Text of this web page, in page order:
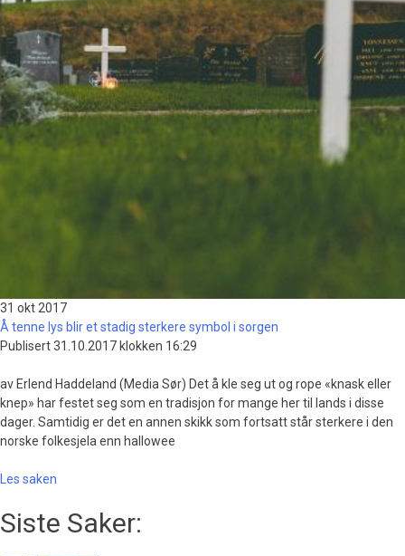
31 okt 2017
Å tenne lys blir et stadig sterkere symbol i sorgen
Publisert 31.10.2017 klokken 16:29
av Erlend Haddeland (Media Sør) Det å kle seg ut og rope «knask eller
knep» har festet seg som en tradisjon for mange her til lands i disse
dager. Samtidig er det en annen skikk som fortsatt står sterkere i den
norske folkesjela enn hallowee
Les saken
Siste Saker: